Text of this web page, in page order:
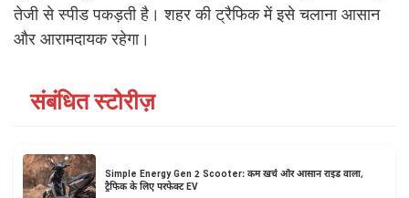
तेजी से स्पीड पकड़ती है। शहर की ट्रैफिक में इसे चलाना आसान
और आरामदायक रहेगा।
संबंधित स्टोरीज़
Simple Energy Gen 2 Scooter: कम खर्च और आसान राइड वाला,
ट्रैफिक के लिए परफेक्ट EV